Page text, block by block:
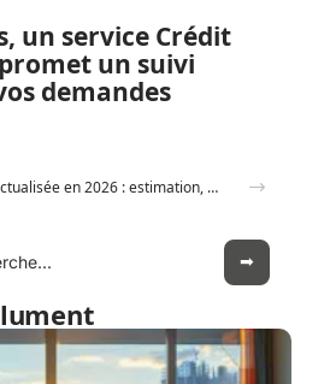
un service Crédit
un suivi
demandes
Crédit Agricole Nord Midi pyrénée : tous les services digitaux à portée de main